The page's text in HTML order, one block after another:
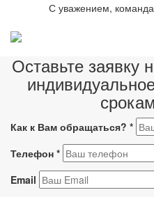
С уважением,
Оставьте заявку
Как к Вам обращаться? *
Телефон *
Email